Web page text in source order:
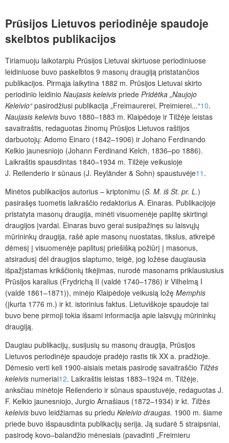
Prūsijos Lietuvos periodinėje spaudoje
skelbtos publikacijos
Tiriamuoju laikotarpiu Prūsijos Lietuvai skirtuose periodiniuose
leidiniuose buvo paskelbtos 9 masonų draugiją pristatančios
publikacijos. Pirmąja laikytina 1882 m. Prūsijos Lietuvai skirto
periodinio leidinio Naujasis keleivis priede Pridėtka „Naujojo
Keleivio“pasirodžiusi publikacija „Freimaurerei, Preimierei...“10.
Naujasis keleivis buvo 1880–1883 m. Klaipėdoje ir Tilžėje leistas
savaitraštis, redaguotas žinomų Prūsijos Lietuvos raštijos
darbuotojų: Adomo Einaro (1842–1906) ir Johano Ferdinando
Kelkio jaunesniojo (Johann Ferdinand Kelch, 1836–po 1886).
Laikraštis spausdintas 1840–1934 m. Tilžėje veikusioje
J. Reilenderio ir sūnaus (J. Reyländer & Sohn) spaustuvėje11 .
Minėtos publikacijos autorius – kriptonimu (S. M. iš St. pr. L.)
pasirašęs tuometis laikraščio redaktorius A. Einaras. Publikacijoje
pristatyta masonų draugija, minėti visuomenėje paplitę skirtingi
draugijos įvardai. Einaras buvo gerai susipažinęs su laisvųjų
mūrininkų draugija, rašė apie masonų nuostatas, tikslus, atkreipė
dėmesį į visuomenėje paplitusį priešišką požiūrį į masonus,
atsiradusį dėl draugijos slaptumo, teigė, jog ložėse daugiausia
išpažįstamas krikščionių tikėjimas, nurodė masonams priklausiusius
Prūsijos karalius (Frydrichą II (valdė 1740–1786) ir Vilhelmą I
(valdė 1861–1871)), minėjo Klaipėdoje veikusią ložę Memphis
(įkurta 1776 m.) ir kt. istorinius faktus. Lietuviškoje spaudoje tai
buvo bene pirmoji tokia išsami informacija apie laisvųjų mūrininkų
draugiją.
Daugiau publikacijų, susijusių su masonų draugija, Prūsijos
Lietuvos periodinėje spaudoje pradėjo rastis tik XX a. pradžioje.
Dėmesio verti keli 1900-aisiais metais pasirodę savaitraščio Tilžės
keleivis numeriai12. Laikraštis leistas 1883–1924 m. Tilžėje,
anksčiau minėtoje Reilenderio ir sūnaus spaustuvėje, redaguotas J.
F. Kelkio jaunesniojo, Jurgio Arnašiaus (1872–1934) ir kt. Tilžės
keleivis buvo leidžiamas su priedu Keleivio draugas. 1900 m. šiame
priede buvo išspausdinta publikacijų serija. Ją sudarė 5 straipsniai,
pasirodę kovo–balandžio mėnesiais (pavadinti „Freimieru